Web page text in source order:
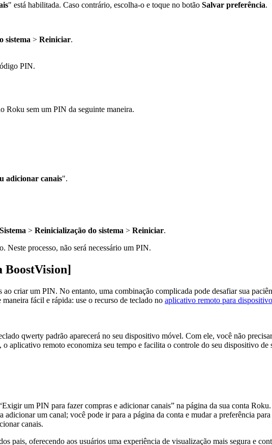
" está habilitada. Caso contrário, escolha-o e toque no botão Salvar preferência.
sistema > Reiniciar.
PIN.
Roku sem um PIN da seguinte maneira.
adicionar canais".
Sistema > Reinicialização do sistema > Reiniciar.
processo, não será necessário um PIN.
criar um PIN. No entanto, uma combinação complicada pode desafiar sua
fácil e rápida: use o recurso de teclado no aplicativo remoto para
qwerty padrão aparecerá no seu dispositivo móvel. Com ele, você não
aplicativo remoto economiza seu tempo e facilita o controle do seu dispositivo de
um PIN para fazer compras e adicionar canais” na página da sua conta Roku.
um canal; você pode ir para a página da conta e mudar a preferência
canais.
pais, oferecendo aos usuários uma experiência de visualização mais segura e